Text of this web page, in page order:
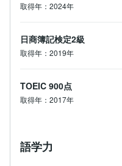
取得年：2024年
日商簿記検定2級
取得年：2019年
TOEIC 900点
取得年：2017年
語学力